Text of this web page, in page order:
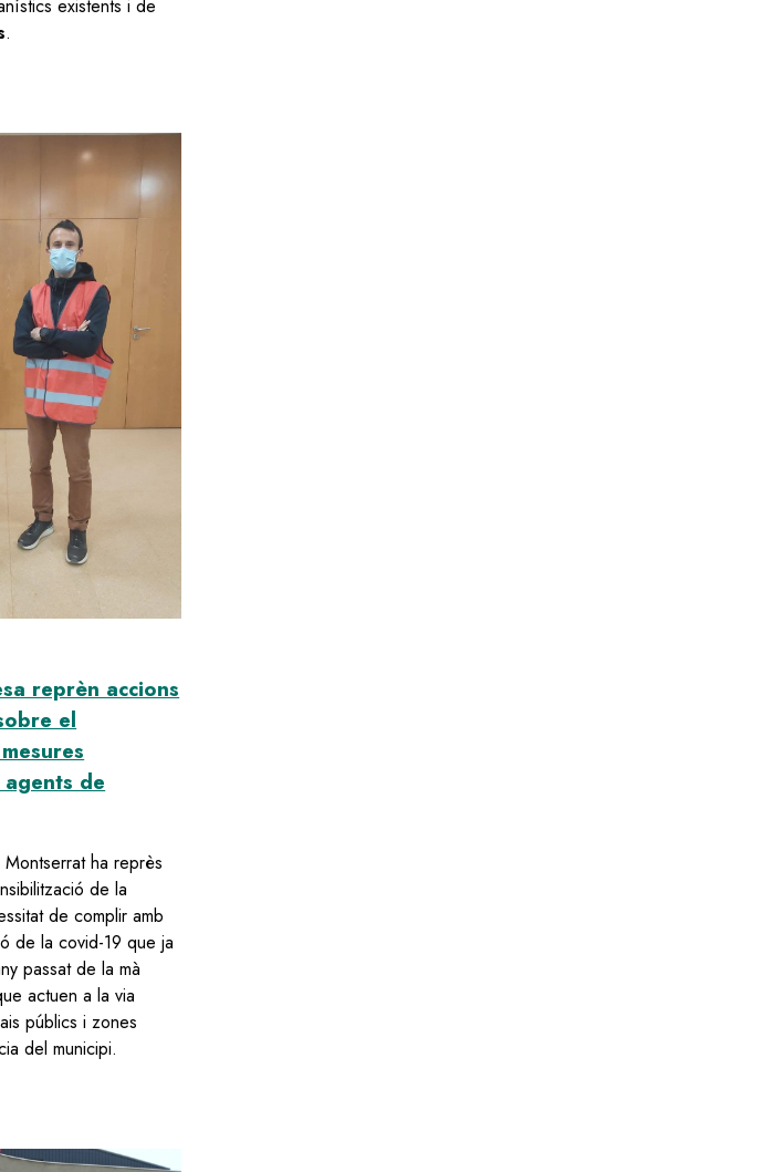
existents i de
.
urbanístics que afecten cada barri d'Olesa
reprèn accions
el
de
ha reprès
de la
de complir amb
de la covid-19 que ja
passat de la mà
actuen a la via
públics i zones
del municipi.